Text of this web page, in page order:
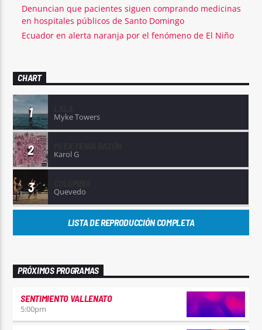
Denuncian que pacientes siguen comprando medicinas
en hospitales públicos de Santo Domingo
Ecuador en alerta naranja por el fenómeno de El Niño
CHART
1 Myke Towers
2 Karol G
3 Quevedo
LISTA DE REPRODUCCIÓN COMPLETA
PRÓXIMOS PROGRAMAS
SENTIMIENTO VALLENATO
5:00pm